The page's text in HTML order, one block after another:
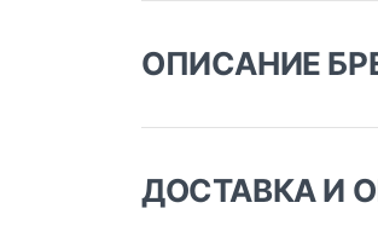
ОПИСАНИЕ
ДОСТАВКА И